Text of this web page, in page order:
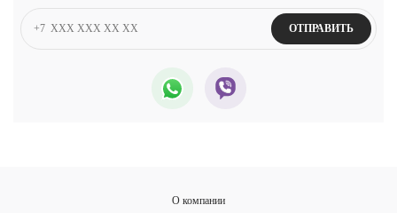
ОТПРАВИТЬ
О компании